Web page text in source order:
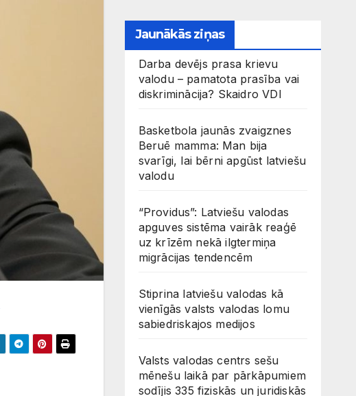
Jaunākās ziņas
Darba devējs prasa krievu
valodu – pamatota prasība vai
diskriminācija? Skaidro VDI
Basketbola jaunās zvaigznes
Beruē mamma: Man bija
svarīgi, lai bērni apgūst latviešu
valodu
“Providus”: Latviešu valodas
apguves sistēma vairāk reaģē
uz krīzēm nekā ilgtermiņa
migrācijas tendencēm
Stiprina latviešu valodas kā
vienīgās valsts valodas lomu
sabiedriskajos medijos
Valsts valodas centrs sešu
mēnešu laikā par pārkāpumiem
sodījis 335 fiziskās un juridiskās